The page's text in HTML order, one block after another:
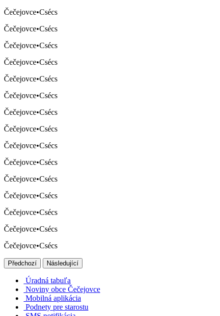
Čečejovce•Csécs
Čečejovce•Csécs
Čečejovce•Csécs
Čečejovce•Csécs
Čečejovce•Csécs
Čečejovce•Csécs
Čečejovce•Csécs
Čečejovce•Csécs
Čečejovce•Csécs
Čečejovce•Csécs
Čečejovce•Csécs
Čečejovce•Csécs
Čečejovce•Csécs
Čečejovce•Csécs
Čečejovce•Csécs
Předchozí Následující
Úradná tabuľa
Noviny obce Čečejovce
Mobilná aplikácia
Podnety pre starostu